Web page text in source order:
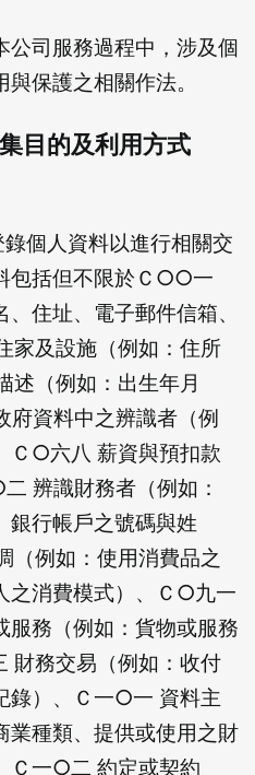
公司服務過程中，涉及個
保護之相關作法。
目的及利用方式
個人資料以進行相關交
包括但不限於Ｃ○○一
住址、電子郵件信箱、
家及設施（例如：住所
（例如：出生年月
資料中之辨識者（例
Ｃ○六八 薪資與預扣款
辨識財務者（例如：
銀行帳戶之號碼與姓
例如：使用消費品之
之消費模式）、Ｃ○九一
服務（例如：貨物或服務
財務交易（例如：收付
錄）、Ｃ一○一 資料主
業種類、提供或使用之財
Ｃ一○二 約定或契約